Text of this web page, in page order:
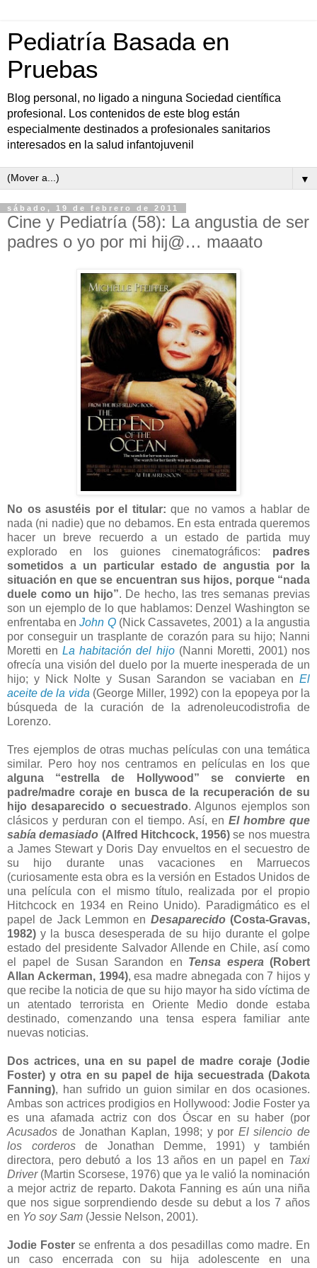
Pediatría Basada en
Pruebas
Blog personal, no ligado a ninguna Sociedad científica
profesional. Los contenidos de este blog están
especialmente destinados a profesionales sanitarios
interesados en la salud infantojuvenil
▼
sábado, 19 de febrero de 2011
Cine y Pediatría (58): La angustia de ser
padres o yo por mi hij@… maaato
No os asustéis por el titular: que no vamos a hablar de
nada (ni nadie) que no debamos. En esta entrada queremos
hacer un breve recuerdo a un estado de partida muy
explorado en los guiones cinematográficos: padres
sometidos a un particular estado de angustia por la
situación en que se encuentran sus hijos, porque “nada
duele como un hijo”. De hecho, las tres semanas previas
son un ejemplo de lo que hablamos: Denzel Washington se
enfrentaba enJohn Q(Nick Cassavetes, 2001) a la angustia
por conseguir un trasplante de corazón para su hijo; Nanni
Moretti enLa habitación del hijo(Nanni Moretti, 2001) nos
ofrecía una visión del duelo por la muerte inesperada de un
hijo; y Nick Nolte y Susan Sarandon se vaciaban en El
aceite de la vida (George Miller, 1992) con la epopeya por la
búsqueda de la curación de la adrenoleucodistrofia de
Lorenzo.
Tres ejemplos de otras muchas películas con una temática
similar. Pero hoy nos centramos en películas en los que
alguna “estrella de Hollywood” se convierte en
padre/madre coraje en busca de la recuperación de su
hijo desaparecido o secuestrado. Algunos ejemplos son
clásicos y perduran con el tiempo. Así, en El hombre que
sabía demasiado (Alfred Hitchcock, 1956) se nos muestra
a James Stewart y Doris Day envueltos en el secuestro de
su hijo durante unas vacaciones en Marruecos
(curiosamente esta obra es la versión en Estados Unidos de
una película con el mismo título, realizada por el propio
Hitchcock en 1934 en Reino Unido). Paradigmático es el
papel de Jack Lemmon en Desaparecido(Costa-Gravas,
1982) y la busca desesperada de su hijo durante el golpe
estado del presidente Salvador Allende en Chile, así como
el papel de Susan Sarandon en Tensa espera (Robert
Allan Ackerman, 1994), esa madre abnegada con 7 hijos y
que recibe la noticia de que su hijo mayor ha sido víctima de
un atentado terrorista en Oriente Medio donde estaba
destinado, comenzando una tensa espera familiar ante
nuevas noticias.
Dos actrices, una en su papel de madre coraje (Jodie
Foster) y otra en su papel de hija secuestrada (Dakota
Fanning), han sufrido un guion similar en dos ocasiones.
Ambas son actrices prodigios en Hollywood: Jodie Foster ya
es una afamada actriz con dos Óscar en su haber (por
Acusados de Jonathan Kaplan, 1998; y por El silencio de
los corderosde Jonathan Demme, 1991) y también
directora, pero debutó a los 13 años en un papel en Taxi
Driver(Martin Scorsese, 1976) que ya le valió la nominación
a mejor actriz de reparto. Dakota Fanning es aún una niña
que nos sigue sorprendiendo desde su debut a los 7 años
en Yo soy Sam (Jessie Nelson, 2001).
Jodie Foster se enfrenta a dos pesadillas como madre. En
un caso encerrada con su hija adolescente en una